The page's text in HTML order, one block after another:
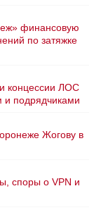
финансовую
по затяжке
концессии ЛОС
и подрядчиками
Жогову в
споры о VPN и